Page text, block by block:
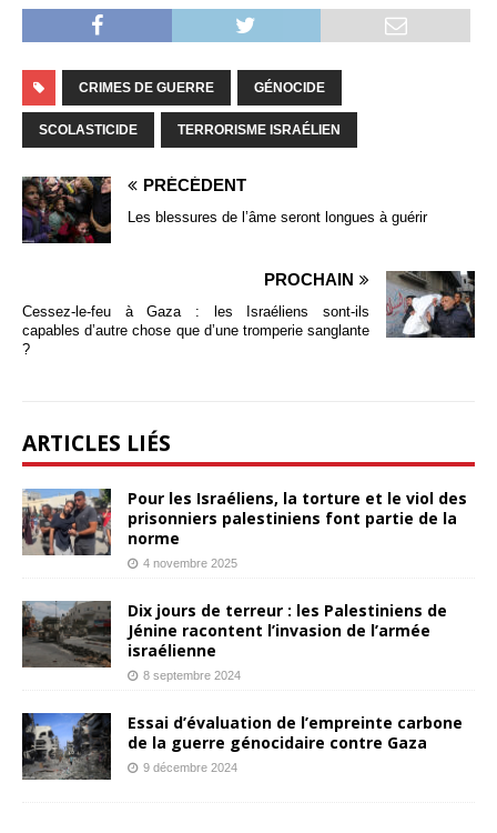
CRIMES DE GUERRE GÉNOCIDE
SCOLASTICIDE TERRORISME ISRAÉLIEN
PRÉCÉDENT
Les blessures de l’âme seront longues à guérir
PROCHAIN
Cessez-le-feu à Gaza : les Israéliens sont-ils
capables d’autre chose que d’une tromperie sanglante
?
ARTICLES LIÉS
Pour les Israéliens, la torture et le viol des
prisonniers palestiniens font partie de la
norme
4 novembre 2025
Dix jours de terreur : les Palestiniens de
Jénine racontent l’invasion de l’armée
israélienne
8 septembre 2024
Essai d’évaluation de l’empreinte carbone
de la guerre génocidaire contre Gaza
9 décembre 2024